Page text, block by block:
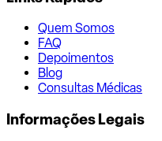
Quem Somos
FAQ
Depoimentos
Blog
Consultas Médicas
Informações Legais